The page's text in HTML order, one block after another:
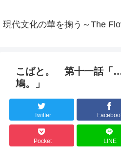
現代文化の華を掬う～The
こばと。 第十一話「
鳩。」
Twitter
Pocket LINE